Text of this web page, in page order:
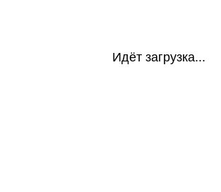
Идёт загрузка...